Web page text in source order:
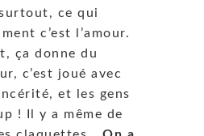
ce qui
c’est l’amour.
ça donne du
c’est joué avec
, et les gens
! Il y a même de